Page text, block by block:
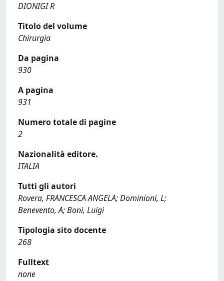
DIONIGI R
Titolo del volume
Chirurgia
Da pagina
930
A pagina
931
Numero totale di pagine
2
Nazionalità editore.
ITALIA
Tutti gli autori
Rovera, FRANCESCA ANGELA; Dominioni, L;
Benevento, A; Boni, Luigi
Tipologia sito docente
268
Fulltext
none